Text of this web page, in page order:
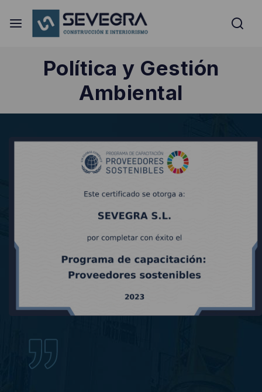
Política y Gestión
Ambiental